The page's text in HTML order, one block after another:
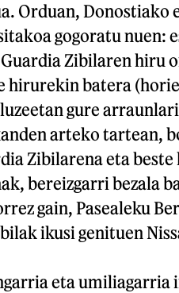
Orduan, Donostiako
gogoratu nuen:
Zibilaren hiru
hirurekin batera
gure
arteko tartean,
Zibilarena eta
bereizgarri bezala
gain, Pasealeku
ikusi genituen
eta umiliagarria